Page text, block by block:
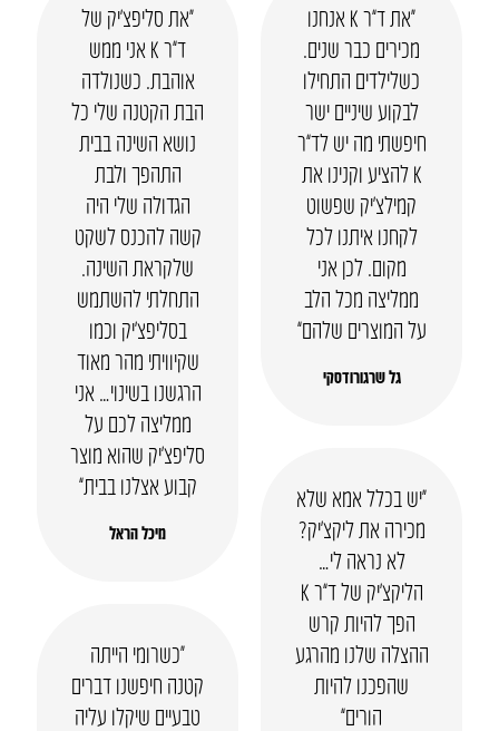
“את ד”ר K אנחנו
מכירים כבר שנים.
כשלילדים התחילו
לבקוע שיניים ישר
חיפשתי מה יש לד”ר
K להציע וקנינו את
קמילצ’יק שפשוט
לקחנו איתנו לכל
מקום. לכן אני
ממליצה מכל הלב
על המוצרים שלהם”
גל שרגורודסקי
“את סליפצ’יק של
ד”ר K אני ממש
אוהבת. כשנולדה
הבת הקטנה שלי כל
נושא השינה בבית
התהפך ולבת
הגדולה שלי היה
קשה להכנס לשקט
שלקראת השינה.
התחלתי להשתמש
בסליפצ’יק וכמו
שקיוויתי מהר מאוד
הרגשנו בשינוי… אני
ממליצה לכם על
סליפצ’יק שהוא מוצר
קבוע אצלנו בבית”
מיכל הראל
“יש בכלל אמא שלא
מכירה את ליקצ’יק?
לא נראה לי…
הליקצ’יק של ד”ר K
הפך להיות קרש
ההצלה שלנו מהרגע
שהפכנו להיות
הורים”
“כשרומי הייתה
קטנה חיפשנו דברים
טבעיים שיקלו עליה